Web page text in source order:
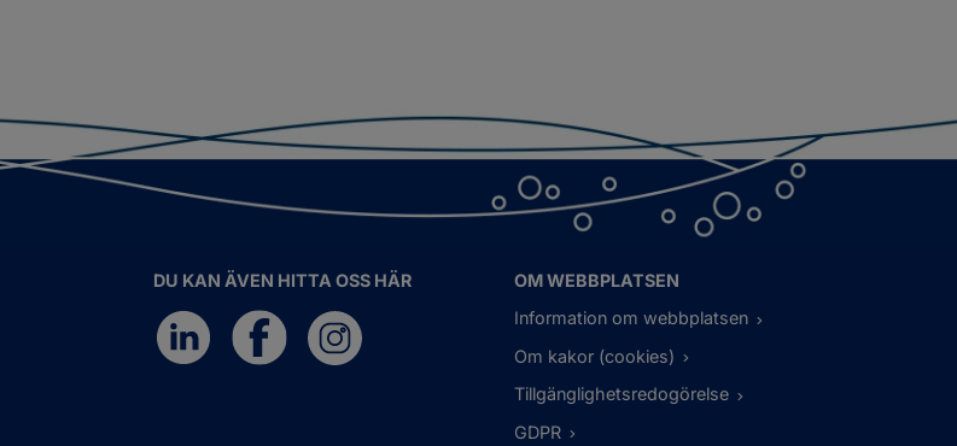
DU KAN ÄVEN HITTA OSS HÄR
OM WEBBPLATSEN
Information om webbplatsen
Om kakor (cookies)
Tillgänglighetsredogörelse
GDPR